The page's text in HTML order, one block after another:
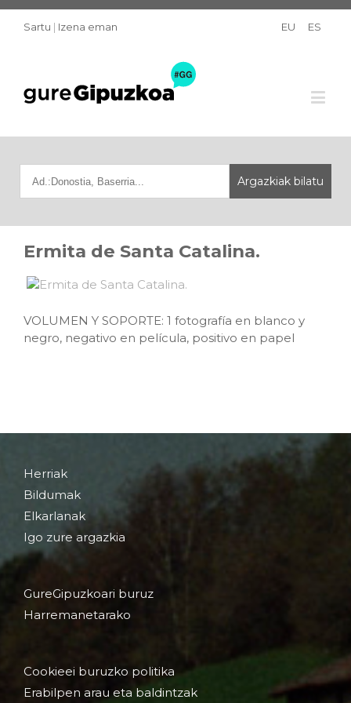
Sartu | Izena eman EU ES
Ermita de Santa Catalina.
VOLUMEN Y SOPORTE: 1 fotografía en blanco y
negro, negativo en película, positivo en papel
Herriak
Bildumak
Elkarlanak
Igo zure argazkia
GureGipuzkoari buruz
Harremanetarako
Cookieei buruzko politika
Erabilpen arau eta baldintzak